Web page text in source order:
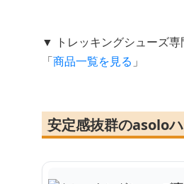
▼ トレッキングシューズ
「商品一覧を見る 」
安定感抜群のasolo